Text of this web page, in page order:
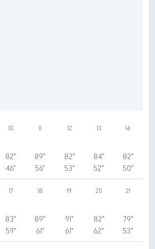
10
82°
46°
11
89°
56°
12
82°
53°
13
84°
52°
14
82°
50°
17
83°
59°
18
89°
61°
19
91°
61°
20
82°
62°
21
79°
53°